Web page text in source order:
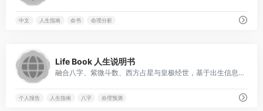
中文 人生指南 命书 命理分析
Life Book 人生说明书
融合八字、紫微斗数、西方占星与皇极经世，基于出生信息与现实问答，提供18章3万字标准版与18章10万字典藏版的人生说明书，深度解析个人命运。
个人报告 人生指南 八字 命理预测